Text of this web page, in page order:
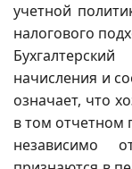
учетной
налогового
начисления и
означает, что
в том отчетном
независимо